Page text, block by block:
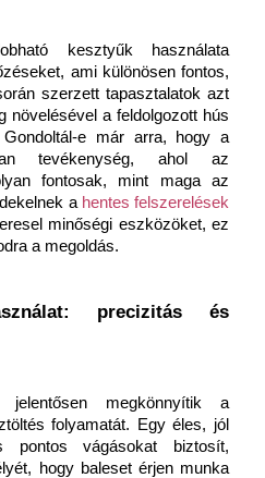
kesztyűk használata
ami különösen fontos,
szerzett tapasztalatok azt
növelésével a feldolgozott hús
e már arra, hogy a
tevékenység, ahol az
fontosak, mint maga az
a hentes felszerelések
minőségi eszközöket, ez
a megoldás.
precizitás és
megkönnyítik a
folyamatát. Egy éles, jól
pontos vágásokat biztosít,
hogy baleset érjen munka